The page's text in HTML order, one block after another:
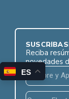
Reciba
novedades
ES